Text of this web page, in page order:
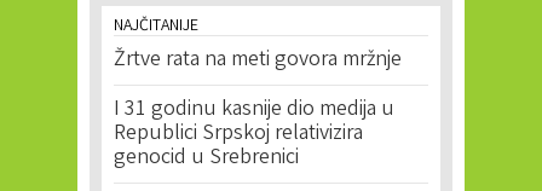
NAJČITANIJE
Žrtve rata na meti govora mržnje
I 31 godinu kasnije dio medija u
Republici Srpskoj relativizira
genocid u Srebrenici